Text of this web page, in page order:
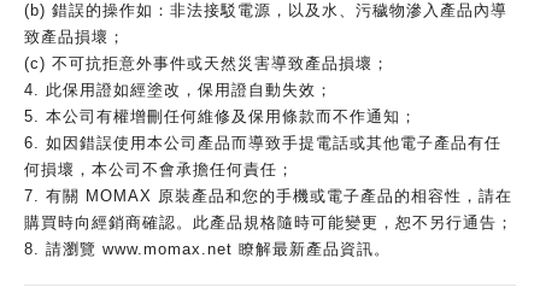
(b) 錯誤的操作如：非法接駁電源，以及水、污穢物滲入產品內導
致產品損壞；
(c) 不可抗拒意外事件或天然災害導致產品損壞；
4. 此保用證如經塗改，保用證自動失效；
5. 本公司有權增刪任何維修及保用條款而不作通知；
6. 如因錯誤使用本公司產品而導致手提電話或其他電子產品有任
何損壞，本公司不會承擔任何責任；
7. 有關 MOMAX 原裝產品和您的手機或電子產品的相容性，請在
購買時向經銷商確認。此產品規格隨時可能變更，恕不另行通告；
8. 請瀏覽 www.momax.net 瞭解最新產品資訊。